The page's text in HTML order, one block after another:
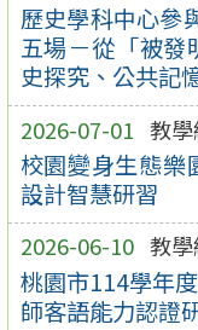
歷史學科中心參
五場－從「被發
史探究、公共記
2026-07-01 教學
校園變身生態樂
設計智慧研習
2026-06-10 教學
桃園市114學年
師客語能力認證